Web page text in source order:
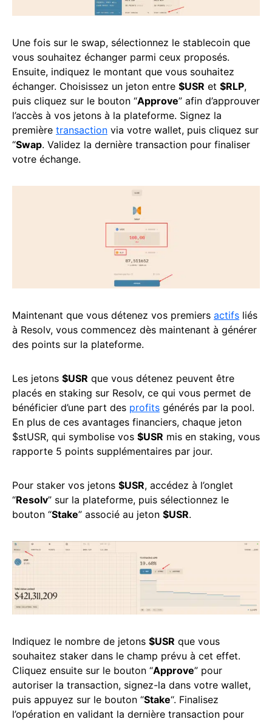
Une fois sur le swap, sélectionnez le stablecoin que
vous souhaitez échanger parmi ceux proposés.
Ensuite, indiquez le montant que vous souhaitez
échanger. Choisissez un jeton entre $USR et $RLP,
puis cliquez sur le bouton “Approve” afin d’approuver
l’accès à vos jetons à la plateforme. Signez la
première transaction via votre wallet, puis cliquez sur
“Swap. Validez la dernière transaction pour finaliser
votre échange.
Maintenant que vous détenez vos premiers actifs liés
à Resolv, vous commencez dès maintenant à générer
des points sur la plateforme.
Les jetons $USR que vous détenez peuvent être
placés en staking sur Resolv, ce qui vous permet de
bénéficier d’une part des profits générés par la pool.
En plus de ces avantages financiers, chaque jeton
$stUSR, qui symbolise vos $USR mis en staking, vous
rapporte 5 points supplémentaires par jour.
Pour staker vos jetons $USR, accédez à l’onglet
“Resolv” sur la plateforme, puis sélectionnez le
bouton “Stake” associé au jeton $USR.
Indiquez le nombre de jetons $USR que vous
souhaitez staker dans le champ prévu à cet effet.
Cliquez ensuite sur le bouton “Approve” pour
autoriser la transaction, signez-la dans votre wallet,
puis appuyez sur le bouton “Stake“. Finalisez
l’opération en validant la dernière transaction pour